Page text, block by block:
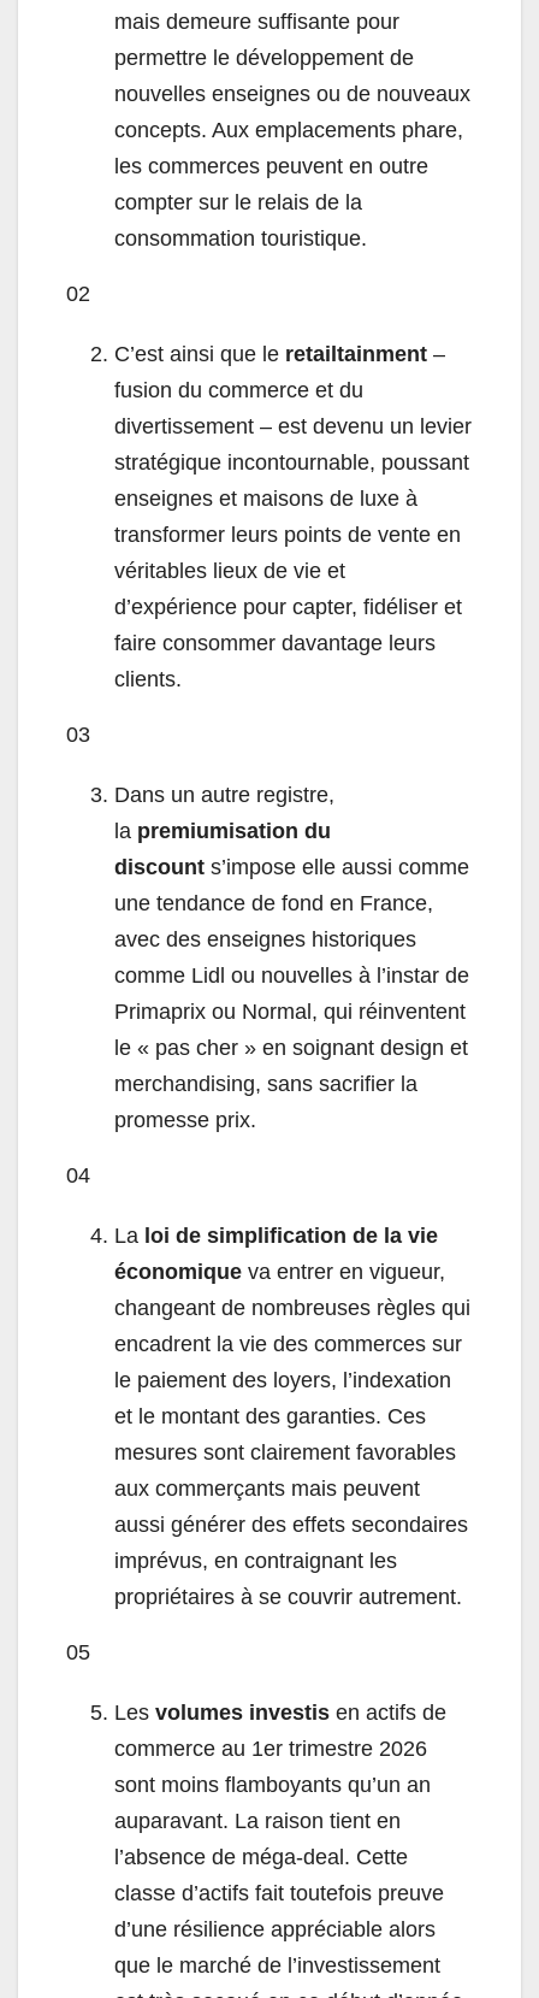
mais demeure suffisante pour
permettre le développement de
nouvelles enseignes ou de nouveaux
concepts. Aux emplacements phare,
les commerces peuvent en outre
compter sur le relais de la
consommation touristique.
02
C’est ainsi que le retailtainment –
fusion du commerce et du
divertissement – est devenu un levier
stratégique incontournable, poussant
enseignes et maisons de luxe à
transformer leurs points de vente en
véritables lieux de vie et
d’expérience pour capter, fidéliser et
faire consommer davantage leurs
clients.
03
Dans un autre registre,
la premiumisation du
discount s’impose elle aussi comme
une tendance de fond en France,
avec des enseignes historiques
comme Lidl ou nouvelles à l’instar de
Primaprix ou Normal, qui réinventent
le « pas cher » en soignant design et
merchandising, sans sacrifier la
promesse prix.
04
La loi de simplification de la vie
économique va entrer en vigueur,
changeant de nombreuses règles qui
encadrent la vie des commerces sur
le paiement des loyers, l’indexation
et le montant des garanties. Ces
mesures sont clairement favorables
aux commerçants mais peuvent
aussi générer des effets secondaires
imprévus, en contraignant les
propriétaires à se couvrir autrement.
05
Les volumes investis en actifs de
commerce au 1er trimestre 2026
sont moins flamboyants qu’un an
auparavant. La raison tient en
l’absence de méga-deal. Cette
classe d’actifs fait toutefois preuve
d’une résilience appréciable alors
que le marché de l’investissement